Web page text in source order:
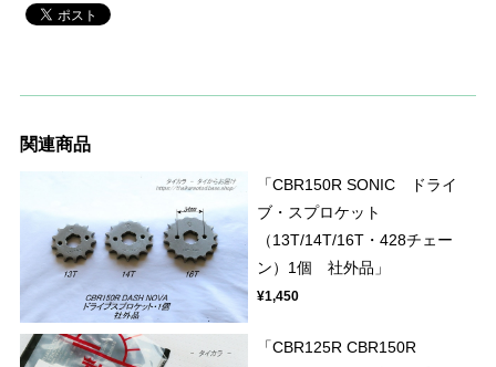
関連商品
「CBR150R SONIC ドライ
ブ・スプロケット
（13T/14T/16T・428チェー
ン）1個 社外品」
¥1,450
「CBR125R CBR150R